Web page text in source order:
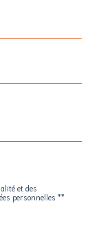
et des
personnelles **